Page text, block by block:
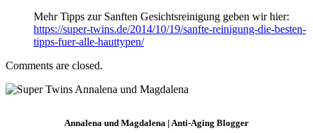
Mehr Tipps zur Sanften Gesichtsreinigung geben wir hier:
https://super-twins.de/2014/10/19/sanfte-reinigung-die-besten-
tipps-fuer-alle-hauttypen/
Comments are closed.
Annalena und Magdalena | Anti-Aging Blogger